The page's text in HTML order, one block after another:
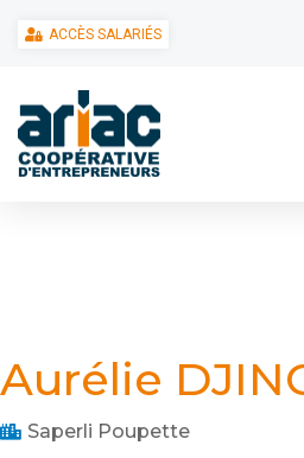
ACCÈS SALARIÉS
Aurélie
Saperli Poupette